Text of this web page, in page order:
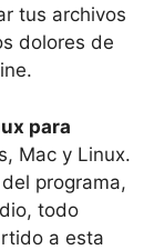
tus archivos
dolores de
para
Mac y Linux.
programa,
todo
a esta